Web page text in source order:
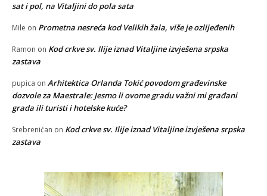
sat i pol, na Vitaljini do pola sata
Mile on Prometna nesreća kod Velikih žala, više je ozlijeđenih
Ramon on Kod crkve sv. Ilije iznad Vitaljine izvješena srpska
zastava
pupica on Arhitektica Orlanda Tokić povodom građevinske
dozvole za Maestrale: Jesmo li ovome gradu važni mi građani
grada ili turisti i hotelske kuće?
Srebrenićan on Kod crkve sv. Ilije iznad Vitaljine izvješena srpska
zastava